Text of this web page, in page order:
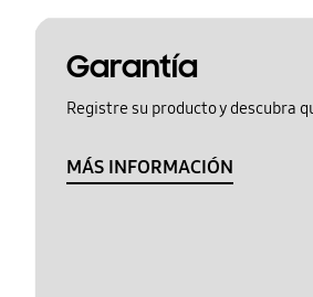
Garantía
Registre su producto y descubra
MÁS INFORMACIÓN